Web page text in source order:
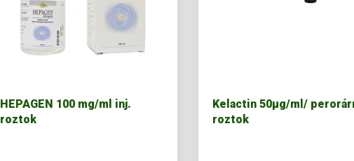
HEPAGEN 100 mg/ml inj.
roztok
Kelactin 50µg/ml/
roztok